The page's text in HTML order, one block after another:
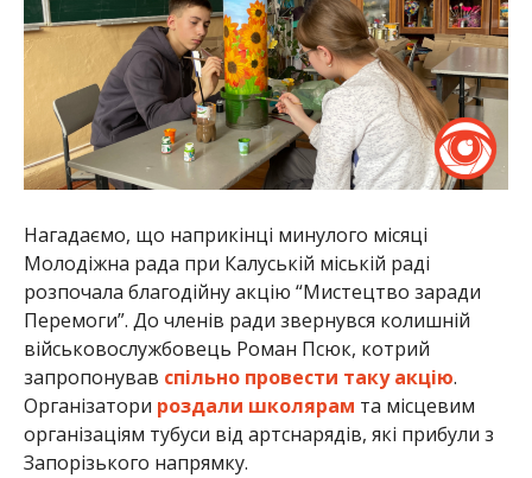
Нагадаємо, що наприкінці минулого місяці
Молодіжна рада при Калуській міській раді
розпочала благодійну акцію “Мистецтво заради
Перемоги”. До членів ради звернувся колишній
військовослужбовець Роман Псюк, котрий
запропонував спільно провести таку акцію.
Організатори роздали школярам та місцевим
організаціям тубуси від артснарядів, які прибули з
Запорізького напрямку.